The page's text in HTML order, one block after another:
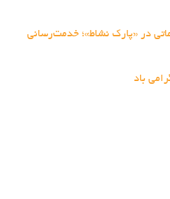
در «پارک نشاط»؛ خدمت‌رسانی